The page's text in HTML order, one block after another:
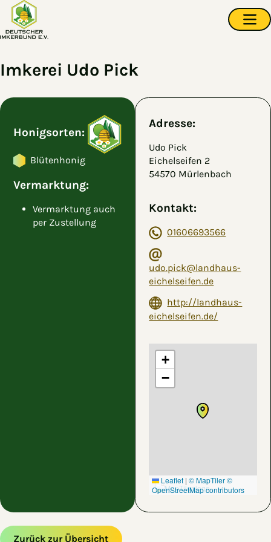
Zum Hauptinhalt springen
Imkerei Udo Pick
Honigsorten:
Blütenhonig
Vermarktung:
Vermarktung auch
per Zustellung
Adresse:
Udo Pick
Eichelseifen 2
54570 Mürlenbach
Kontakt:
01606693566
udo.pick@landhaus-
eichelseifen.de
http://landhaus-
eichelseifen.de/
+
−
Leaflet | © MapTiler©
OpenStreetMap contributors
Zurück zur Übersicht